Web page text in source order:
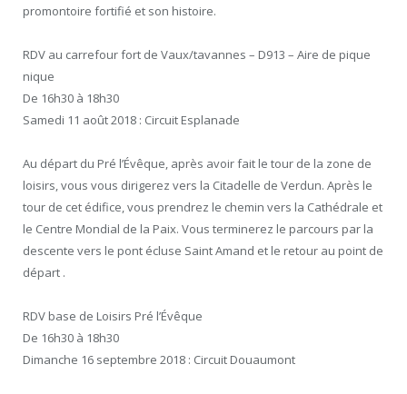
promontoire fortifié et son histoire.
RDV au carrefour fort de Vaux/tavannes – D913 – Aire de pique
nique
De 16h30 à 18h30
Samedi 11 août 2018 : Circuit Esplanade
Au départ du Pré l’Évêque, après avoir fait le tour de la zone de
loisirs, vous vous dirigerez vers la Citadelle de Verdun. Après le
tour de cet édifice, vous prendrez le chemin vers la Cathédrale et
le Centre Mondial de la Paix. Vous terminerez le parcours par la
descente vers le pont écluse Saint Amand et le retour au point de
départ .
RDV base de Loisirs Pré l’Évêque
De 16h30 à 18h30
Dimanche 16 septembre 2018 : Circuit Douaumont